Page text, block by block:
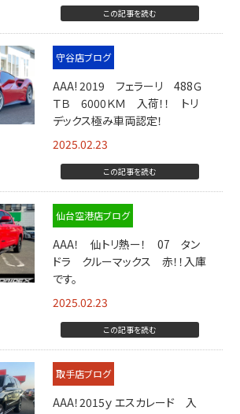
この記事を読む
守谷店ブログ
AAA! 2019 フェラーリ 488Ｇ
ＴＢ 6000ＫＭ 入荷！！ トリ
デックス極み車両認定！
2025.02.23
この記事を読む
仙台空港店ブログ
AAA！ 仙トリ熱ー！ 07 タン
ドラ クルーマックス 赤！！入庫
です。
2025.02.23
この記事を読む
取手店ブログ
AAA！2015ｙ エスカレード 入